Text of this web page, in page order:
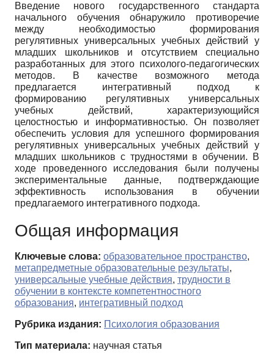
Введение нового государственного стандарта
начального обучения обнаружило противоречие
между необходимостью формирования
регулятивных универсальных учебных действий у
младших школьников и отсутствием специально
разработанных для этого психолого-педагогических
методов. В качестве возможного метода
предлагается интегративный подход к
формированию регулятивных универсальных
учебных действий, характеризующийся
целостностью и информативностью. Он позволяет
обеспечить условия для успешного формирования
регулятивных универсальных учебных действий у
младших школьников с трудностями в обучении. В
ходе проведенного исследования были получены
экспериментальные данные, подтверждающие
эффективность использования в обучении
предлагаемого интегративного подхода.
Общая информация
Ключевые слова: образовательное пространство,
метапредметные образовательные результаты,
универсальные учебные действия, трудности в
обучении в контексте компетентностного
образования, интегративный подход
Рубрика издания: Психология образования
Тип материала: научная статья